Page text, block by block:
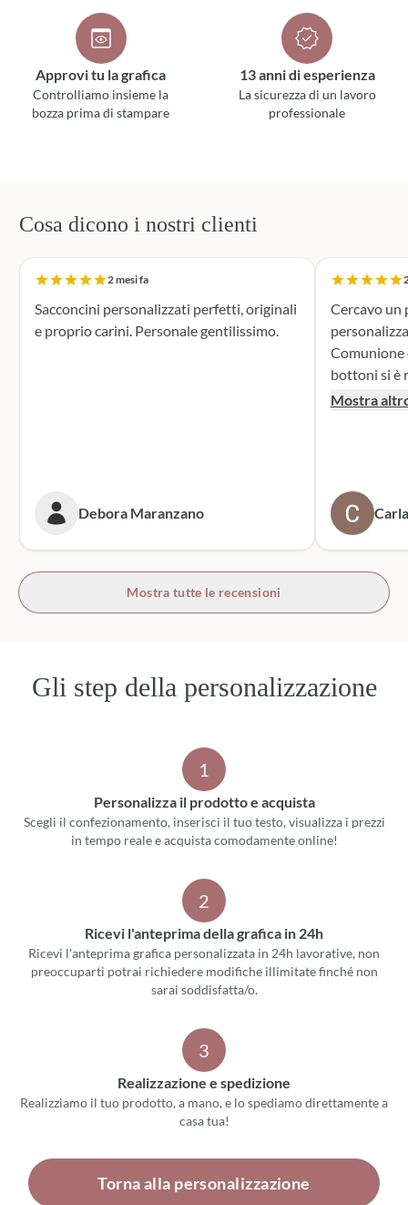
Approvi tu la grafica
Controlliamo insieme la
bozza prima di stampare
13 anni di esperienza
La sicurezza di un lavoro
professionale
Cosa dicono i nostri clienti
2 mesi fa
Sacconcini personalizzati perfetti, originali
e proprio carini. Personale gentilissimo.
Debora Maranzano
Cercavo
Comunione di
bottoni si è
supporto
prossime
bottoni!
Mostra
Mostra tutte le recensioni
Gli step della personalizzazione
1
Personalizza il prodotto e acquista
Scegli il confezionamento, inserisci il tuo testo, visualizza i prezzi
in tempo reale e acquista comodamente online!
2
Ricevi l'anteprima della grafica in 24h
Ricevi l'anteprima grafica personalizzata in 24h lavorative, non
preoccuparti potrai richiedere modifiche illimitate finché non
sarai soddisfatta/o.
3
Realizzazione e spedizione
Realizziamo il tuo prodotto, a mano, e lo spediamo direttamente a
casa tua!
Torna alla personalizzazione